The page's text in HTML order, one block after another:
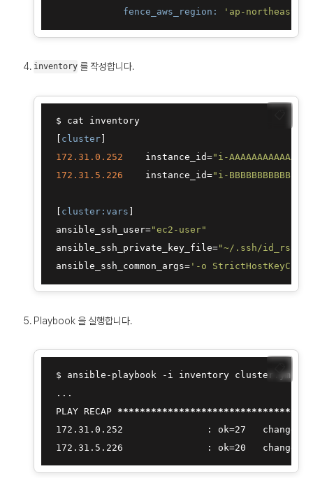
fence_aws_region:
'ap-northeast-2'
inventory 를 작성합니다.
$ cat inventory
cluster]
172.31 .0 .252
    instance_id=
"i-
172.31 .5 .226
    instance_id=
"i-
cluster:vars
ansible_ssh_user="ec2-user"
ansible_ssh_private_key_file="~/.ssh/id_rsa"
ansible_ssh_common_args='-o
Playbook 을 실행합니다.
$ ansible-playbook -i inventory cluster.yml -
...
PLAY RECAP ********************************
172.31.0.252               : ok=27
📋